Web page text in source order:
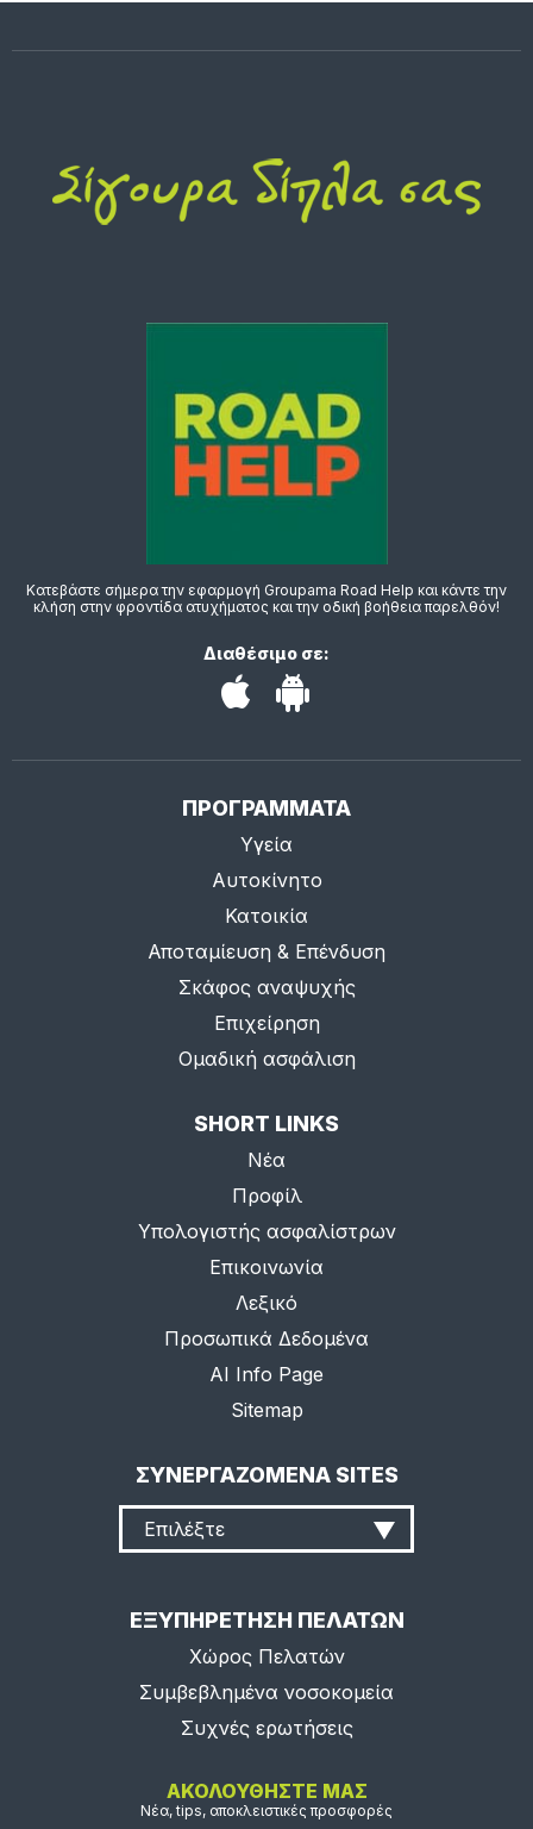
Κατεβάστε σήμερα την εφαρμογή Groupama Road Help και κάντε την
κλήση στην φροντίδα ατυχήματος και την οδική βοήθεια παρελθόν!
Διαθέσιμο σε:
ΠΡΟΓΡΑΜΜΑΤΑ
Υγεία
Αυτοκίνητο
Κατοικία
Αποταμίευση & Επένδυση
Σκάφος αναψυχής
Επιχείρηση
Ομαδική ασφάλιση
SHORT LINKS
Νέα
Προφίλ
Υπολογιστής ασφαλίστρων
Επικοινωνία
Λεξικό
Προσωπικά Δεδομένα
AI Info Page
Sitemap
ΣΥΝΕΡΓΑΖΟΜΕΝΑ SITES
Επιλέξτε
ΕΞΥΠΗΡΕΤΗΣΗ ΠΕΛΑΤΩΝ
Χώρος Πελατών
Συμβεβλημένα νοσοκομεία
Συχνές ερωτήσεις
ΑΚΟΛΟΥΘΗΣΤΕ ΜΑΣ
Νέα, tips, αποκλειστικές προσφορές